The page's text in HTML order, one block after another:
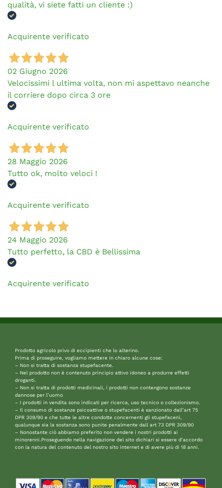
qualità, vi siete fatti un cliente :)
Acquirente verificato
02 Giugno 2026
Velocissimi l ultima volta, non mi aspettavo neanche
il corriere dopo circa 3 ore
Acquirente verificato
28 Maggio 2026
Tutto ok, molto veloci !
Acquirente verificato
24 Maggio 2026
Tutto perfetto, la CBD è Bellissima
Acquirente verificato
Prodotto agricolo privo di eccipienti che lo alterino.
Prima di proseguire, vogliamo mettere in chiaro alcune cose:
– Non si tratta di sostanza stupefacente.
– Nel prodotto non è contenuto principio attivo idoneo a produrre effetti
droganti.
– Non si tratta di prodotti medicinali, i prodotti non contengono sostanze
dannose per l’uomo
– I prodotti in vendita sono indicati per ricerca, uso tecnico o collezionismo.
– Il consumo di sostanze psicoattive o stupefacenti è sanzionato dall’art 75
DPR 309/90 e che tutte le altre condotte concernenti gli stupefaceni,
qualunque sia la sostanza sono punite penalmente dall art 73 DPR 309/90
– Nonostante ciò abbiamo preferito non vendere i nostri prodotti ai
minorenni.Proseguendo nella navigazione del sito dichiari si essere d’accordo
con la natura del contenuto del nostro sito internet e di avere più di 18 anni.